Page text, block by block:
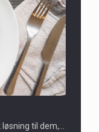
til dem,…